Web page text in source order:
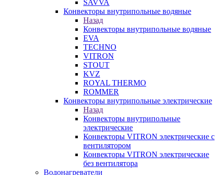
SAVVA
Конвекторы внутрипольные водяные
Назад
Конвекторы внутрипольные водяные
EVA
TECHNO
VITRON
STOUT
KVZ
ROYAL THERMO
ROMMER
Конвекторы внутрипольные электрические
Назад
Конвекторы внутрипольные
электрические
Конвекторы VITRON электрические с
вентилятором
Конвекторы VITRON электрические
без вентилятора
Водонагреватели